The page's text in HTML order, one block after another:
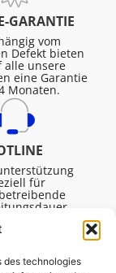
des technologies
GARANTIE
vom
Defekt bieten
alle unsere
eine Garantie
Monaten.
für
Assistenz usw.).
Freitag von